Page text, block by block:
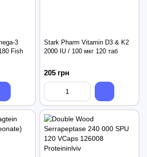
3
Fish
Stark Pharm Vitamin D3 & K2
2000 IU / 100 мкг 120 таб
205 грн